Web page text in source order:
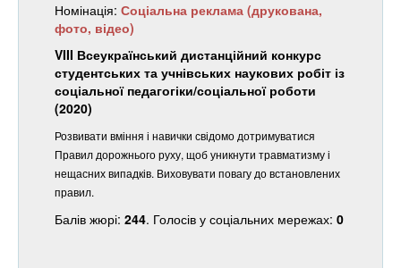
Номінація: Соціальна реклама (друкована,
фото, відео)
VIII Всеукраїнський дистанційний конкурс
студентських та учнівських наукових робіт із
соціальної педагогіки/соціальної роботи
(2020)
Розвивати вміння і навички свідомо дотримуватися
Правил дорожнього руху, щоб уникнути травматизму і
нещасних випадків. Виховувати повагу до встановлених
правил.
Балів жюрі: 244. Голосів у соціальних мережах: 0